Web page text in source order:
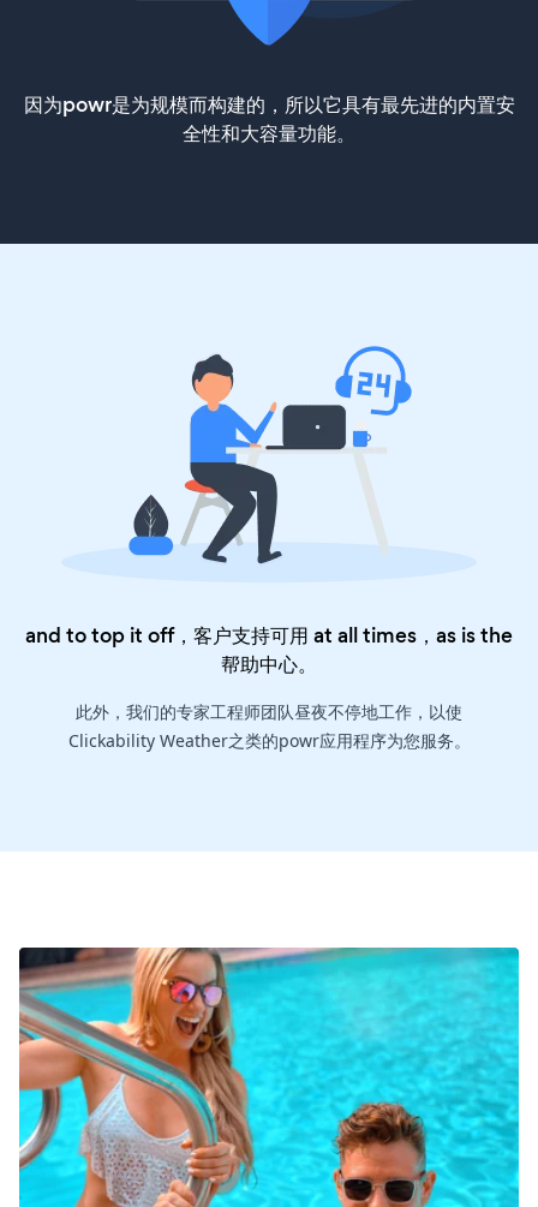
因为powr是为规模而构建的，所以它具有最先进的内置安
全性和大容量功能。
and to top it off，客户支持可用 at all times，as is the
帮助中心。
此外，我们的专家工程师团队昼夜不停地工作，以使
Clickability Weather之类的powr应用程序为您服务。